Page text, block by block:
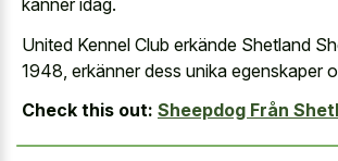
känner idag.
United Kennel Club erkände Shetland
1948, erkänner dess unika egenskaper
Check this out: Sheepdog Från